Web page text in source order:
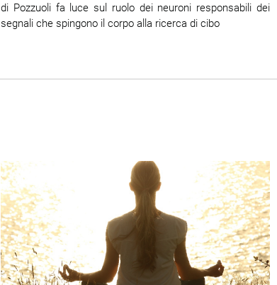
di Pozzuoli fa luce sul ruolo dei neuroni responsabili dei
segnali che spingono il corpo alla ricerca di cibo